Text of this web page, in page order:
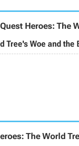
Heroes: The
Tree's Woe and the
The World